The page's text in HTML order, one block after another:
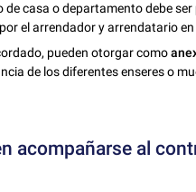
de casa o departamento debe ser
el arrendador y arrendatario
pueden otorgar como
de los diferentes enseres o
acompañarse al